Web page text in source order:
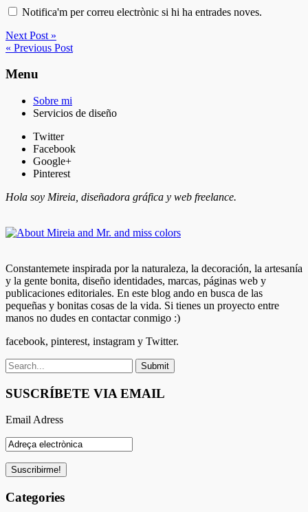
Notifica'm per correu electrònic si hi ha entrades noves.
Next Post »
« Previous Post
Menu
Sobre mi
Servicios de diseño
Twitter
Facebook
Google+
Pinterest
Hola soy Mireia, diseñadora gráfica y web freelance.
Constantemete inspirada por la naturaleza, la decoración, la artesanía
y la gente bonita, diseño identidades, marcas, páginas web y
publicaciones editoriales. En este blog ando en busca de las
pequeñas y bonitas cosas de la vida. Si tienes un proyecto entre
manos no dudes en contactar conmigo :)
facebook, pinterest, instagram y Twitter.
SUSCRÍBETE VIA EMAIL
Email Adress
Categories